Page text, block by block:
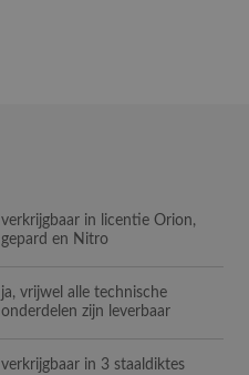
verkrijgbaar in licentie Orion,
gepard en Nitro
ja, vrijwel alle technische
onderdelen zijn leverbaar
verkrijgbaar in 3 staaldiktes